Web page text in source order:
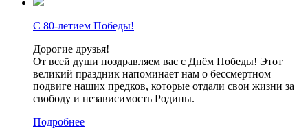
С 80-летием Победы!
Дорогие друзья!
От всей души поздравляем вас с Днём Победы! Этот
великий праздник напоминает нам о бессмертном
подвиге наших предков, которые отдали свои жизни за
свободу и независимость Родины.
Подробнее